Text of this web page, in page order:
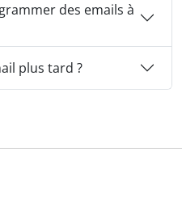
des emails à
plus tard ?